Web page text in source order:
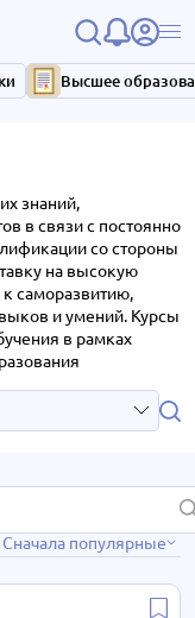
Высшее
знаний,
в связи с постоянно
со стороны
на высокую
саморазвитию,
и умений. Курсы
в рамках
2 курса
37 курсов
2 курса
Сначала популярные